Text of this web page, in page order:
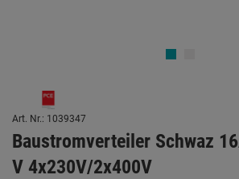
Art. Nr.: 1039347
Baustromverteiler Schwaz
V 4x230V/2x400V